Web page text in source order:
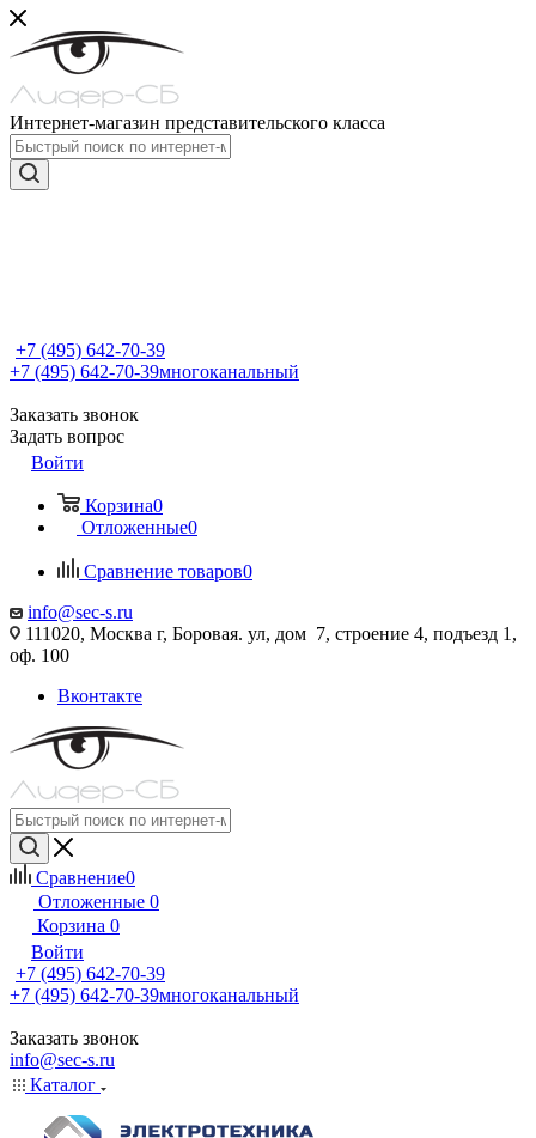
Интернет-магазин представительского класса
+7 (495) 642-70-39
+7 (495) 642-70-39многоканальный
Заказать звонок
Задать вопрос
Войти
Корзина0
Отложенные0
Сравнение товаров0
info@sec-s.ru
111020, Москва г, Боровая. ул, дом 7, строение 4, подъезд 1,
оф. 100
Вконтакте
Сравнение0
Отложенные 0
Корзина 0
Войти
+7 (495) 642-70-39
+7 (495) 642-70-39многоканальный
Заказать звонок
info@sec-s.ru
Каталог